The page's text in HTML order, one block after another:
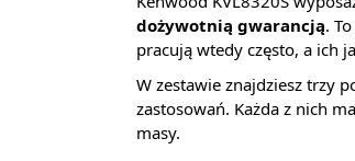
dożywotnią gwarancją.
pracują wtedy często, a ich
W zestawie znajdziesz trzy
zastosowań. Każda z nich
masy.